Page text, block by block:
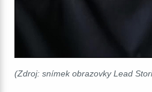
(Zdroj: snímek obrazovky Lead